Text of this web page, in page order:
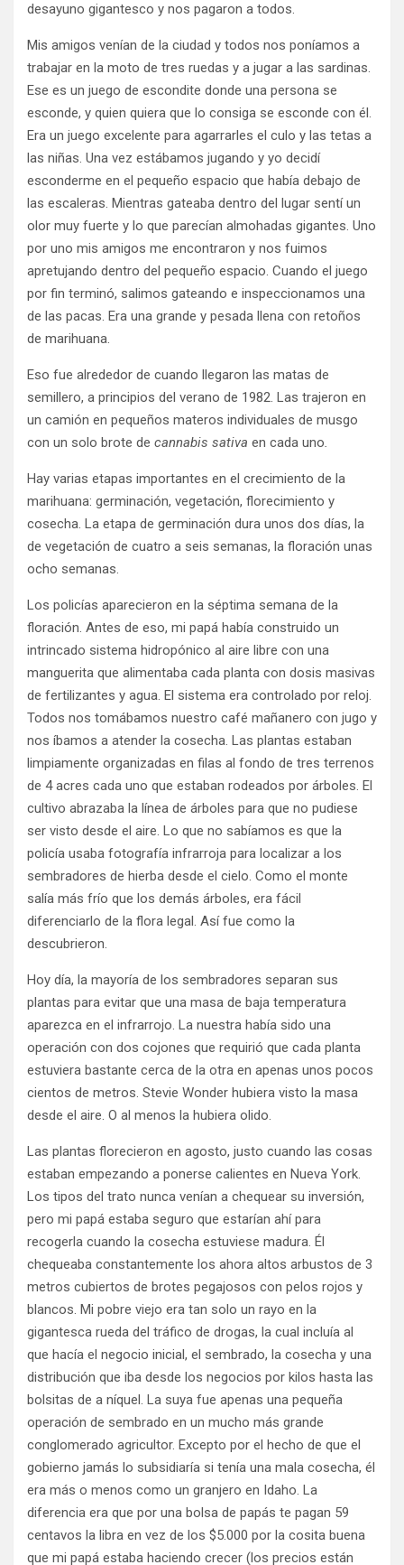
desayuno gigantesco y nos pagaron a todos.
Mis amigos venían de la ciudad y todos nos poníamos a
trabajar en la moto de tres ruedas y a jugar a las sardinas.
Ese es un juego de escondite donde una persona se
esconde, y quien quiera que lo consiga se esconde con él.
Era un juego excelente para agarrarles el culo y las tetas a
las niñas. Una vez estábamos jugando y yo decidí
esconderme en el pequeño espacio que había debajo de
las escaleras. Mientras gateaba dentro del lugar sentí un
olor muy fuerte y lo que parecían almohadas gigantes. Uno
por uno mis amigos me encontraron y nos fuimos
apretujando dentro del pequeño espacio. Cuando el juego
por fin terminó, salimos gateando e inspeccionamos una
de las pacas. Era una grande y pesada llena con retoños
de marihuana.
Eso fue alrededor de cuando llegaron las matas de
semillero, a principios del verano de 1982. Las trajeron en
un camión en pequeños materos individuales de musgo
con un solo brote de cannabis sativa en cada uno.
Hay varias etapas importantes en el crecimiento de la
marihuana: germinación, vegetación, florecimiento y
cosecha. La etapa de germinación dura unos dos días, la
de vegetación de cuatro a seis semanas, la floración unas
ocho semanas.
Los policías aparecieron en la séptima semana de la
floración. Antes de eso, mi papá había construido un
intrincado sistema hidropónico al aire libre con una
manguerita que alimentaba cada planta con dosis masivas
de fertilizantes y agua. El sistema era controlado por reloj.
Todos nos tomábamos nuestro café mañanero con jugo y
nos íbamos a atender la cosecha. Las plantas estaban
limpiamente organizadas en filas al fondo de tres terrenos
de 4 acres cada uno que estaban rodeados por árboles. El
cultivo abrazaba la línea de árboles para que no pudiese
ser visto desde el aire. Lo que no sabíamos es que la
policía usaba fotografía infrarroja para localizar a los
sembradores de hierba desde el cielo. Como el monte
salía más frío que los demás árboles, era fácil
diferenciarlo de la flora legal. Así fue como la
descubrieron.
Hoy día, la mayoría de los sembradores separan sus
plantas para evitar que una masa de baja temperatura
aparezca en el infrarrojo. La nuestra había sido una
operación con dos cojones que requirió que cada planta
estuviera bastante cerca de la otra en apenas unos pocos
cientos de metros. Stevie Wonder hubiera visto la masa
desde el aire. O al menos la hubiera olido.
Las plantas florecieron en agosto, justo cuando las cosas
estaban empezando a ponerse calientes en Nueva York.
Los tipos del trato nunca venían a chequear su inversión,
pero mi papá estaba seguro que estarían ahí para
recogerla cuando la cosecha estuviese madura. Él
chequeaba constantemente los ahora altos arbustos de 3
metros cubiertos de brotes pegajosos con pelos rojos y
blancos. Mi pobre viejo era tan solo un rayo en la
gigantesca rueda del tráfico de drogas, la cual incluía al
que hacía el negocio inicial, el sembrado, la cosecha y una
distribución que iba desde los negocios por kilos hasta las
bolsitas de a níquel. La suya fue apenas una pequeña
operación de sembrado en un mucho más grande
conglomerado agricultor. Excepto por el hecho de que el
gobierno jamás lo subsidiaría si tenía una mala cosecha, él
era más o menos como un granjero en Idaho. La
diferencia era que por una bolsa de papás te pagan 59
centavos la libra en vez de los $5.000 por la cosita buena
que mi papá estaba haciendo crecer (los precios están